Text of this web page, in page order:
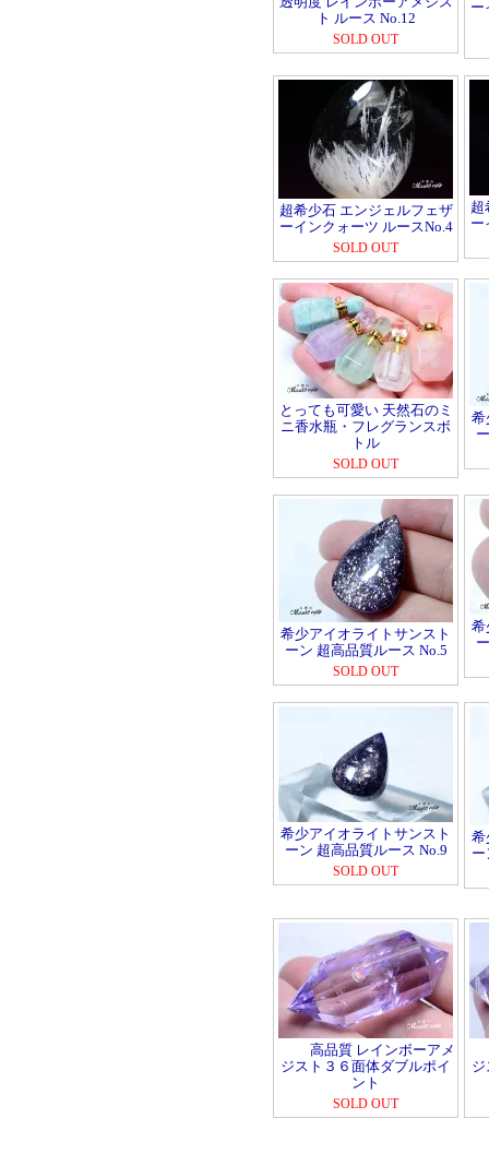
ト ルース No.12
SOLD OUT
ー
超希少石 エンジェルフェザ
ーインクォーツ ルースNo.4
SOLD OUT
超
ー
とっても可愛い 天然石のミ
ニ香水瓶・フレグランスボ
トル
SOLD OUT
希
希少アイオライトサンスト
ーン 超高品質ルース No.5
SOLD OUT
希
希少アイオライトサンスト
ーン 超高品質ルース No.9
SOLD OUT
希
ー
高品質 レインボーアメ
ジスト３６面体ダブルポイ
ント
SOLD OUT